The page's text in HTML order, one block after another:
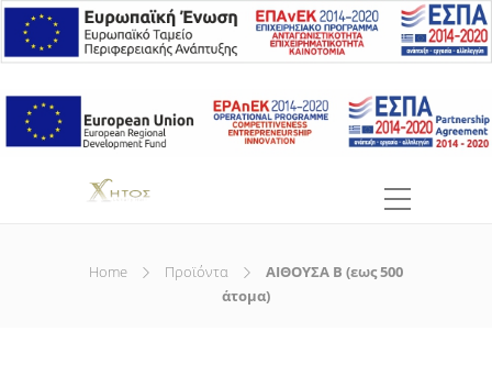
Home Προϊόντα
ΑΙΘΟΥΣΑ Β (εως 500
άτομα)